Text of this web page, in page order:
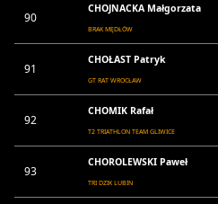
90
CHOJNACKA Małgorzata
BRAK MĘDŁÓW
91
CHOŁAST Patryk
GT RAT WROCŁAW
92
CHOMIK Rafał
T2 TRIATHLON TEAM GLIWICE
93
CHOROLEWSKI Paweł
TRI DZIK LUBIN